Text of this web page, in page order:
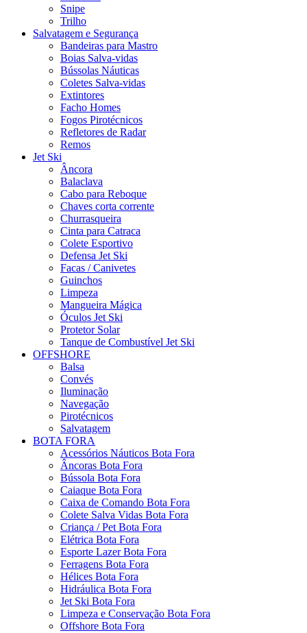
Snipe
Trilho
Salvatagem e Segurança
Bandeiras para Mastro
Boias Salva-vidas
Bússolas Náuticas
Coletes Salva-vidas
Extintores
Facho Homes
Fogos Pirotécnicos
Refletores de Radar
Remos
Jet Ski
Âncora
Balaclava
Cabo para Reboque
Chaves corta corrente
Churrasqueira
Cinta para Catraca
Colete Esportivo
Defensa Jet Ski
Facas / Canivetes
Guinchos
Limpeza
Mangueira Mágica
Óculos Jet Ski
Protetor Solar
Tanque de Combustível Jet Ski
OFFSHORE
Balsa
Convés
Iluminação
Navegação
Pirotécnicos
Salvatagem
BOTA FORA
Acessórios Náuticos Bota Fora
Âncoras Bota Fora
Bússola Bota Fora
Caiaque Bota Fora
Caixa de Comando Bota Fora
Colete Salva Vidas Bota Fora
Criança / Pet Bota Fora
Elétrica Bota Fora
Esporte Lazer Bota Fora
Ferragens Bota Fora
Hélices Bota Fora
Hidráulica Bota Fora
Jet Ski Bota Fora
Limpeza e Conservação Bota Fora
Offshore Bota Fora